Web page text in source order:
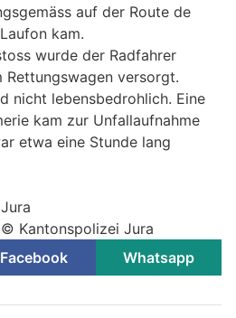
auf der Route de
kam.
wurde der Radfahrer
versorgt.
nicht lebensbedrohlich. Eine
kam zur Unfallaufnahme
etwa eine Stunde lang
Kantonspolizei Jura
Facebook Whatsapp